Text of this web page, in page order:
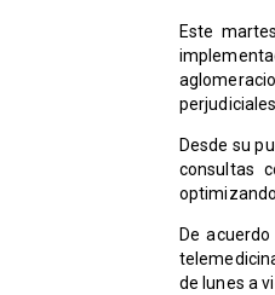
Este
​Desde su
consultas
De
de lunes a